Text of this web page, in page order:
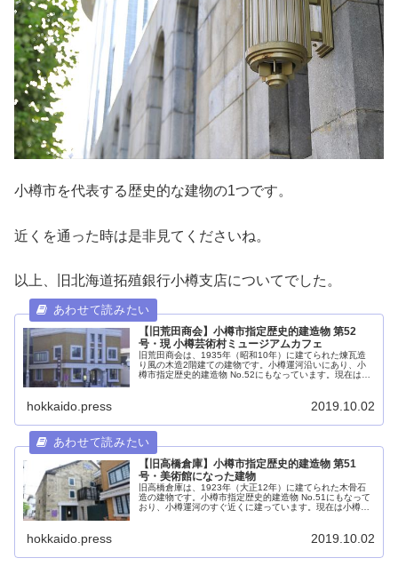
小樽市を代表する歴史的な建物の1つです。
近くを通った時は是非見てくださいね。
以上、旧北海道拓殖銀行小樽支店についてでした。
【旧荒田商会】小樽市指定歴史的建造物 第52
号・現 小樽芸術村ミュージアムカフェ
旧荒田商会は、1935年（昭和10年）に建てられた煉瓦造
り風の木造2階建ての建物です。小樽運河沿いにあり、小
樽市指定歴史的建造物 No.52にもなっています。現在は小
hokkaido.press 2019.10.02
【旧高橋倉庫】小樽市指定歴史的建造物 第51
号・美術館になった建物
旧高橋倉庫は、1923年（大正12年）に建てられた木骨石
造の建物です。小樽市指定歴史的建造物 No.51にもなって
おり、小樽運河のすぐ近くに建っています。現在は小樽芸
hokkaido.press 2019.10.02